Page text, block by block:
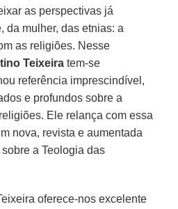
as perspectivas já
da mulher, das etnias: a
as religiões. Nesse
Teixeiratem-se
referência imprescindível,
e profundos sobre a
Ele relança com essa
nova, revista e aumentada
a Teologia das
oferece-nos excelente